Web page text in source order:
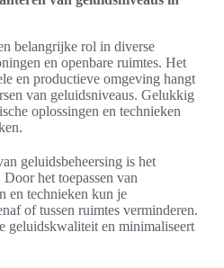
belangrijke rol in diverse
en openbare ruimtes. Het
en productieve omgeving hangt
van geluidsniveaus. Gelukkig
oplossingen en technieken
geluidsbeheersing is het
het toepassen van
en technieken kun je
of tussen ruimtes verminderen.
geluidskwaliteit en minimaliseert